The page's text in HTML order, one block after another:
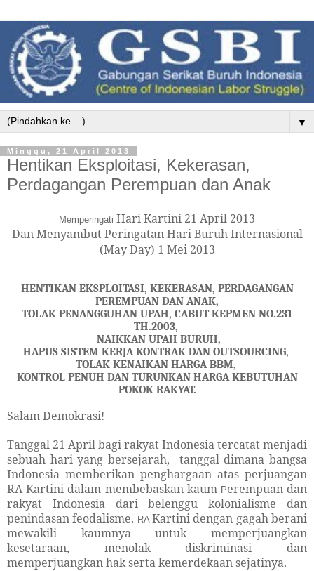
▼
Minggu, 21 April 2013
Hentikan Eksploitasi, Kekerasan,
Perdagangan Perempuan dan Anak
Memperingati Hari Kartini 21 April 2013
Dan Menyambut Peringatan Hari Buruh Internasional
(May Day) 1 Mei 2013
HENTIKAN EKSPLOITASI, KEKERASAN, PERDAGANGAN
PEREMPUAN DAN ANAK,
TOLAK PENANGGUHAN UPAH, CABUT KEPMEN NO.231
TH.2003,
NAIKKAN UPAH BURUH,
HAPUS SISTEM KERJA KONTRAK DAN OUTSOURCING,
TOLAK KENAIKAN HARGA BBM,
KONTROL PENUH DAN TURUNKAN HARGA KEBUTUHAN
POKOK RAKYAT.
Salam Demokrasi!
Tanggal 21 April bagi rakyat Indonesia tercatat menjadi
sebuah hari yang bersejarah,
tanggal dimana bangsa
Indonesia memberikan penghargaan atas perjuangan
RA Kartini dalam membebaskan kaum Perempuan dan
rakyat Indonesia dari belenggu kolonialisme dan
penindasan feodalisme. RA Kartini dengan gagah berani
mewakili kaumnya untuk memperjuangkan
kesetaraan, menolak diskriminasi dan
memperjuangkan hak serta kemerdekaan sejatinya.